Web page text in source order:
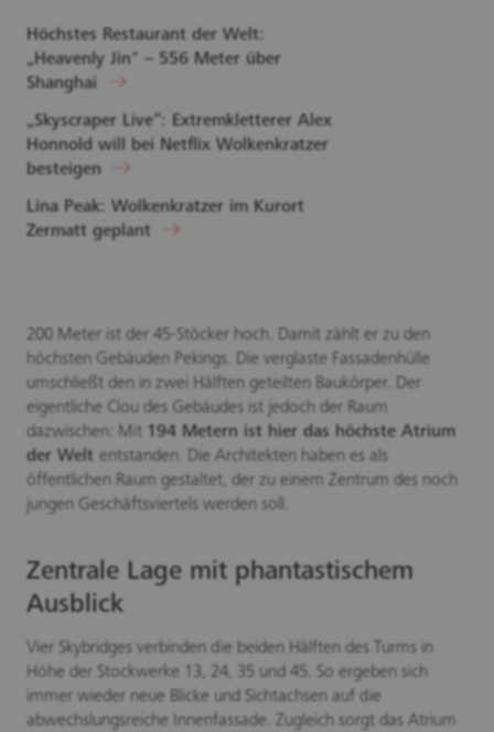
Höchstes Restaurant der Welt:
„Heavenly Jin" – 556 Meter über
Shanghai
„Skyscraper Live“: Extremkletterer Alex
Honnold will bei Netflix Wolkenkratzer
besteigen
Lina Peak: Wolkenkratzer im Kurort
Zermatt geplant
200 Meter ist der 45-Stöcker hoch. Damit zählt er zu den
höchsten Gebäuden Pekings. Die verglaste Fassadenhülle
umschließt den in zwei Hälften geteilten Baukörper. Der
eigentliche Clou des Gebäudes ist jedoch der Raum
dazwischen: Mit 194 Metern ist hier das höchste Atrium
der Welt entstanden. Die Architekten haben es als
öffentlichen Raum gestaltet, der zu einem Zentrum des noch
jungen Geschäftsviertels werden soll.
Zentrale Lage mit phantastischem
Ausblick
Vier Skybridges verbinden die beiden Hälften des Turms in
Höhe der Stockwerke 13, 24, 35 und 45. So ergeben sich
immer wieder neue Blicke und Sichtachsen auf die
abwechslungsreiche Innenfassade. Zugleich sorgt das Atrium